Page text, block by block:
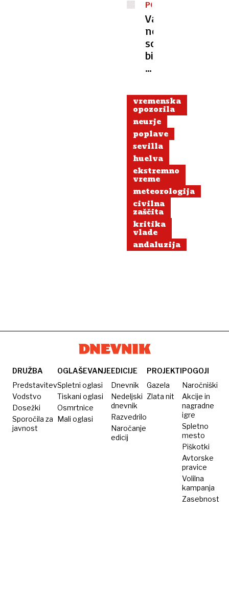
POPLAVE
V
ŠPANIJI
Valencia:
nekateri
so
bili
že
pasu
v
vodi,
ko
jih
je
sistem
opozoril
na
nevarnost
vremenska
opozorila
neurje
poplave
sevilla
huelva
ekstremno
vreme
meteorologija
civilna
zaščita
kritika
vlade
andaluzija
DRUŽBA
Predstavitev
Vodstvo
Dosežki
Sporočila za
javnost
OGLAŠEVANJE
Spletni oglasi
Tiskani oglasi
Osmrtnice
Mali oglasi
EDICIJE
Dnevnik
Nedeljski
dnevnik
Razvedrilo
Naročanje
edicij
PROJEKTI
Gazela
Zlata nit
POGOJI
Naročniški
Akcije in
nagradne
igre
Spletno
mesto
Piškotki
Avtorske
pravice
Volilna
kampanja
Zasebnost